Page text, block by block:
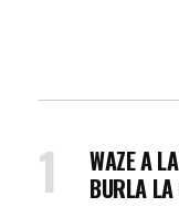
WAZE A
BURLA LA